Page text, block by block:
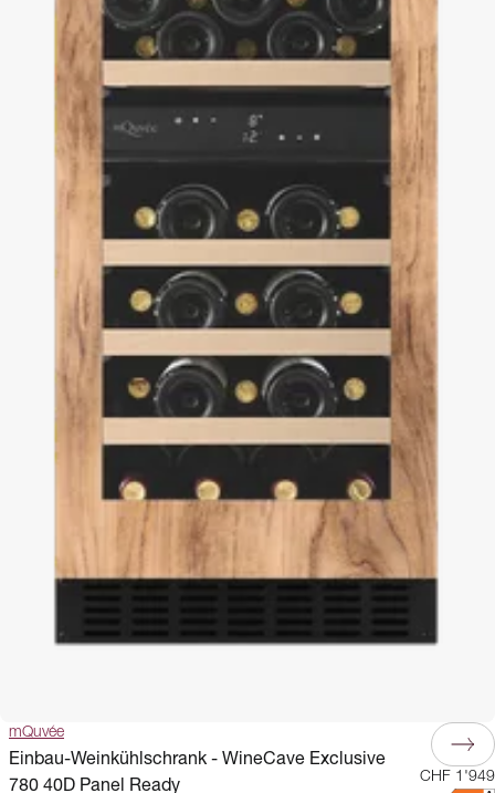
mQuvée
Einbau-Weinkühlschrank - WineCave Exclusive
780 40D Panel Ready
CHF 1'949